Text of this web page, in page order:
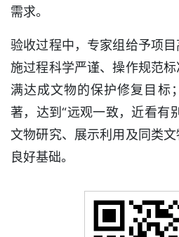
需求。
验收过程中，专家组给予项
施过程科学严谨、操作规范
满达成文物的保护修复目标
著，达到“远观一致，近看有
文物研究、展示利用及同类
良好基础。